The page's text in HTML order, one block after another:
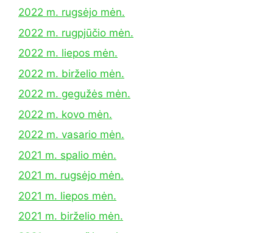
2022 m. rugsėjo mėn.
2022 m. rugpjūčio mėn.
2022 m. liepos mėn.
2022 m. birželio mėn.
2022 m. gegužės mėn.
2022 m. kovo mėn.
2022 m. vasario mėn.
2021 m. spalio mėn.
2021 m. rugsėjo mėn.
2021 m. liepos mėn.
2021 m. birželio mėn.